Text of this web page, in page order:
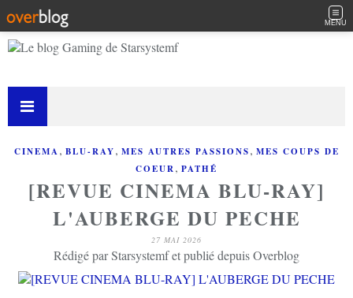
MENU
CINEMA, BLU-RAY, MES AUTRES PASSIONS, MES COUPS DE
COEUR, PATHÉ
[REVUE CINEMA BLU-RAY]
L'AUBERGE DU PECHE
27 MAI 2026
Rédigé par Starsystemf et publié depuis Overblog